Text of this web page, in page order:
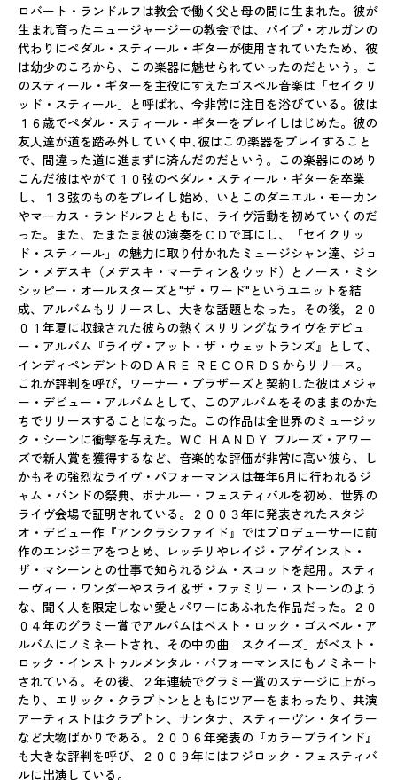
ロバート・ランドルフは教会で働く父と母の間に生まれた。彼が
生まれ育ったニュージャージーの教会では、パイプ・オルガンの
代わりにペダル・スティール・ギターが使用されていたため、彼
は幼少のころから、この楽器に魅せられていったのだという。こ
のスティール・ギターを主役にすえたゴスペル音楽は「セイクリ
ッド・スティール」と呼ばれ、今非常に注目を浴びている。彼は
１６歳でペダル・スティール・ギターをプレイしはじめた。彼の
友人達が道を踏み外していく中､彼はこの楽器をプレイすること
で、間違った道に進まずに済んだのだという。この楽器にのめり
こんだ彼はやがて１０弦のペダル・スティール・ギターを卒業
し、１３弦のものをプレイし始め、いとこのダニエル・モーカン
やマーカス・ランドルフとともに、ライヴ活動を初めていくのだ
った。また、たまたま彼の演奏をＣＤで耳にし、「セイクリッ
ド・スティール」の魅力に取り付かれたミュージシャン達、ジョ
ン・メデスキ（メデスキ・マーティン＆ウッド）とノース・ミシ
シッピー・オールスターズと"ザ・ワード"というユニットを結
成、アルバムもリリースし、大きな話題となった。その後，２０
０１年夏に収録された彼らの熱くスリリングなライヴをデビュ
ー・アルバム『ライヴ・アット・ザ・ウェットランズ』として、
インディペンデントのＤＡＲＥ ＲＥＣＯＲＤＳからリリース。
これが評判を呼び，ワーナー・ブラザーズと契約した彼はメジャ
ー・デビュー・アルバムとして、このアルバムをそのままのかた
ちでリリースすることになった。この作品は全世界のミュージッ
ク・シーンに衝撃を与えた。ＷＣ ＨＡＮＤＹ ブルーズ・アワー
ズで新人賞を獲得するなど、音楽的な評価が非常に高い彼ら、し
かもその強烈なライヴ・パフォーマンスは毎年6月に行われるジ
ャム・バンドの祭典、ボナルー・フェスティバルを初め、世界の
ライヴ会場で証明されている。２００３年に発表されたスタジ
オ・デビュー作『アンクラシファイド』ではプロデューサーに前
作のエンジニアをつとめ、レッチリやレイジ・アゲインスト・
ザ・マシーンとの仕事で知られるジム・スコットを起用。スティ
ーヴィー・ワンダーやスライ＆ザ・ファミリー・ストーンのよう
な、聞く人を限定しない愛とパワーにあふれた作品だった。２０
０４年のグラミー賞でアルバムはベスト・ロック・ゴスペル・ア
ルバムにノミネートされ、その中の曲「スクイーズ」がベスト・
ロック・インストゥルメンタル・パフォーマンスにもノミネート
されている。その後、２年連続でグラミー賞のステージに上がっ
たり、エリック・クラプトンとともにツアーをまわったり、共演
アーティストはクラプトン、サンタナ、スティーヴン・タイラー
など大物ばかりである。２００６年発表の『カラーブラインド』
も大きな評判を呼び、２００９年にはフジロック・フェスティバ
ルに出演している。